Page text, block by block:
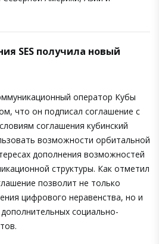
SES получила новый
оператор Кубы
что он подписал соглашение с
соглашения кубинский
возможности орбитальной
дополнения возможностей
структуры. Как отметил
позволит не только
цифрового неравенства, но и
социально-